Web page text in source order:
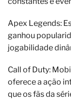
Apex Legends:
ganhou
jogabilidade
Call of Duty:
oferece a ação
que os fãs da